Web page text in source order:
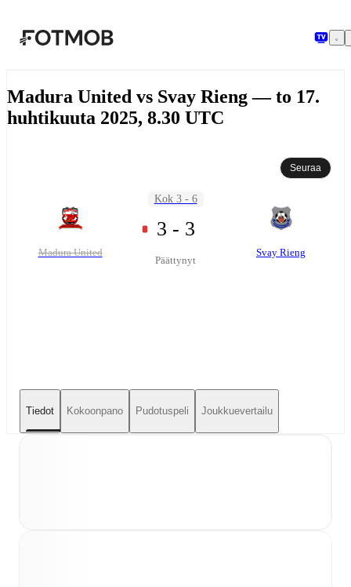
Madura United vs Svay Rieng — to 17.
huhtikuuta 2025, 8.30 UTC
Seuraa
Madura United
Kok 3 - 6
3 - 3
Päättynyt
Svay Rieng
Tiedot Kokoonpano Pudotuspeli Joukkuevertailu